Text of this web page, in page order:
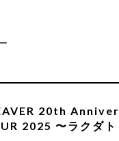
20th
2025 〜ラクダト